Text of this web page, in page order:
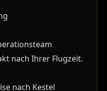
nach Ihrer Flugzeit.
nach Kestel